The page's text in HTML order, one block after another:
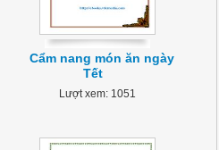
Cẩm nang món ăn ngày
Tết
Lượt xem: 1051